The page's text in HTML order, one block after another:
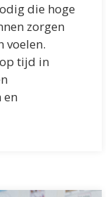
die hoge
zorgen
voelen.
tijd in
en